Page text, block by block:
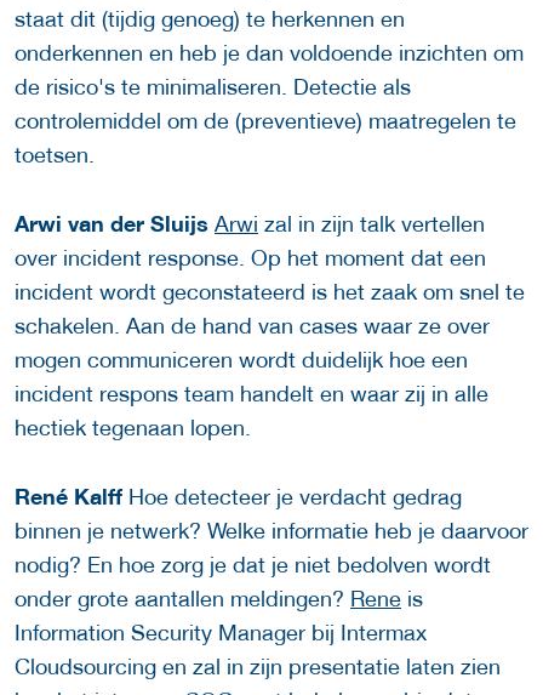
staat dit (tijdig genoeg) te herkennen en
onderkennen en heb je dan voldoende inzichten om
de risico's te minimaliseren. Detectie als
controlemiddel om de (preventieve) maatregelen te
toetsen.
Arwi van der Sluijs Arwi zal in zijn talk vertellen
over incident response. Op het moment dat een
incident wordt geconstateerd is het zaak om snel te
schakelen. Aan de hand van cases waar ze over
mogen communiceren wordt duidelijk hoe een
incident respons team handelt en waar zij in alle
hectiek tegenaan lopen.
René Kalff Hoe detecteer je verdacht gedrag
binnen je netwerk? Welke informatie heb je daarvoor
nodig? En hoe zorg je dat je niet bedolven wordt
onder grote aantallen meldingen? Rene is
Information Security Manager bij Intermax
Cloudsourcing en zal in zijn presentatie laten zien